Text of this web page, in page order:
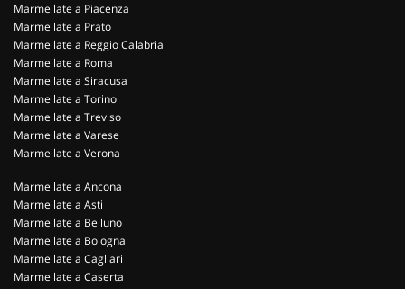
Marmellate a Piacenza
Marmellate a Prato
Marmellate a Reggio Calabria
Marmellate a Roma
Marmellate a Siracusa
Marmellate a Torino
Marmellate a Treviso
Marmellate a Varese
Marmellate a Verona
Marmellate a Ancona
Marmellate a Asti
Marmellate a Belluno
Marmellate a Bologna
Marmellate a Cagliari
Marmellate a Caserta